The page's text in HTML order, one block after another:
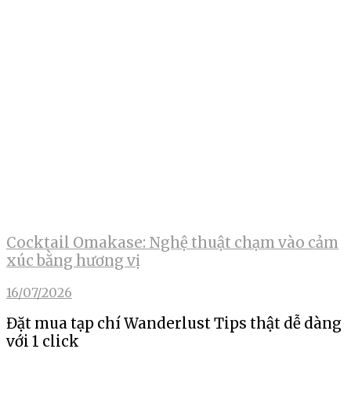
Cocktail Omakase: Nghệ thuật chạm vào cảm
xúc bằng hương vị
16/07/2026
Đặt mua tạp chí Wanderlust Tips thật dễ dàng
với 1 click